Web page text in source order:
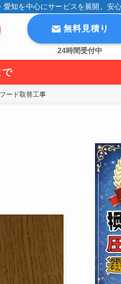
知を中心にサービスを展開。
無料見積り
24時間受付中
で
ード取替工事